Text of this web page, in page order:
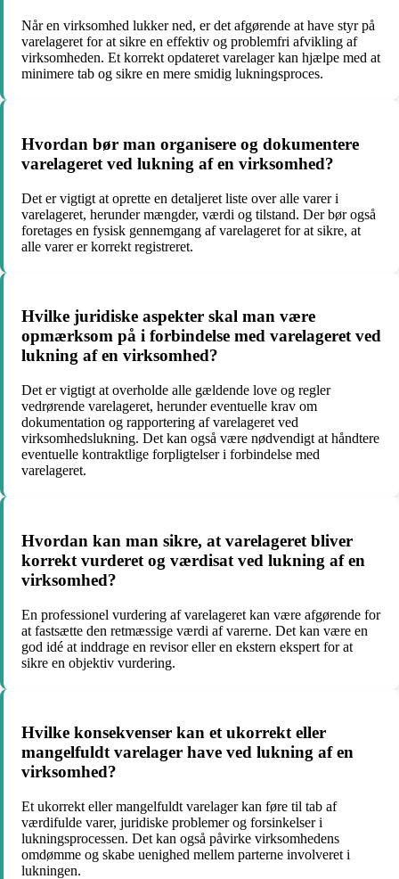
Når en virksomhed lukker ned, er det afgørende at have styr på
varelageret for at sikre en effektiv og problemfri afvikling af
virksomheden. Et korrekt opdateret varelager kan hjælpe med at
minimere tab og sikre en mere smidig lukningsproces.
Hvordan bør man organisere og dokumentere
varelageret ved lukning af en virksomhed?
Det er vigtigt at oprette en detaljeret liste over alle varer i
varelageret, herunder mængder, værdi og tilstand. Der bør også
foretages en fysisk gennemgang af varelageret for at sikre, at
alle varer er korrekt registreret.
Hvilke juridiske aspekter skal man være
opmærksom på i forbindelse med varelageret ved
lukning af en virksomhed?
Det er vigtigt at overholde alle gældende love og regler
vedrørende varelageret, herunder eventuelle krav om
dokumentation og rapportering af varelageret ved
virksomhedslukning. Det kan også være nødvendigt at håndtere
eventuelle kontraktlige forpligtelser i forbindelse med
varelageret.
Hvordan kan man sikre, at varelageret bliver
korrekt vurderet og værdisat ved lukning af en
virksomhed?
En professionel vurdering af varelageret kan være afgørende for
at fastsætte den retmæssige værdi af varerne. Det kan være en
god idé at inddrage en revisor eller en ekstern ekspert for at
sikre en objektiv vurdering.
Hvilke konsekvenser kan et ukorrekt eller
mangelfuldt varelager have ved lukning af en
virksomhed?
Et ukorrekt eller mangelfuldt varelager kan føre til tab af
værdifulde varer, juridiske problemer og forsinkelser i
lukningsprocessen. Det kan også påvirke virksomhedens
omdømme og skabe uenighed mellem parterne involveret i
lukningen.